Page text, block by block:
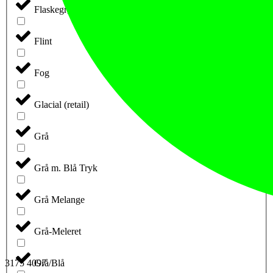
Flaskegrøn
Flint
Fog
Glacial (retail)
Grå
Grå m. Blå Tryk
Grå Melange
Grå-Meleret
Grå/Blå
3175 4097